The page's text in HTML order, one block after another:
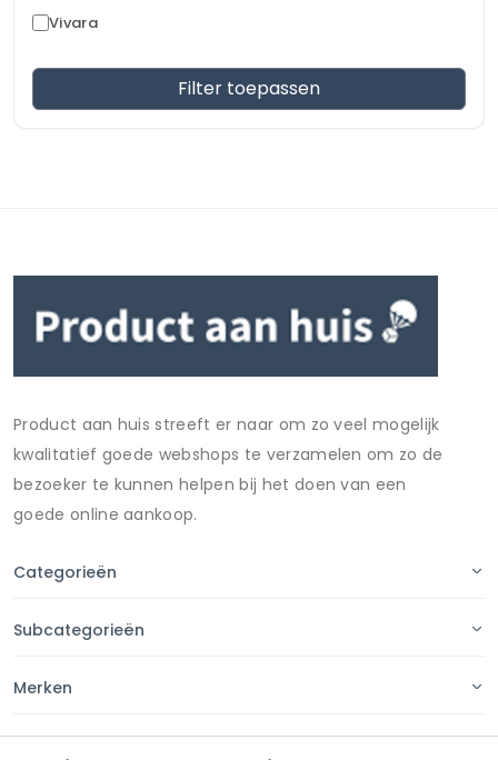
Vivara
Filter toepassen
Product aan huis streeft er naar om zo veel mogelijk
kwalitatief goede webshops te verzamelen om zo de
bezoeker te kunnen helpen bij het doen van een
goede online aankoop.
Categorieën
Subcategorieën
Merken